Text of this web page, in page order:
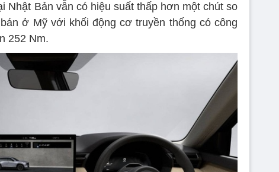
Nhật Bản vẫn có hiệu suất thấp hơn một chút so
ở Mỹ với khối động cơ truyền thống có công
252 Nm.